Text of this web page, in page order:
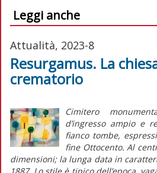
Leggi anche
Attualità, 2023-8
Resurgamus. La
crematorio
Cimitero
d’ingresso ampio e
fianco tombe,
fine Ottocento. Al
dimensioni; la lunga data in